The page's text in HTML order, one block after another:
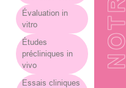
Évaluation in
vitro
Études
précliniques in
vivo
Essais cliniques